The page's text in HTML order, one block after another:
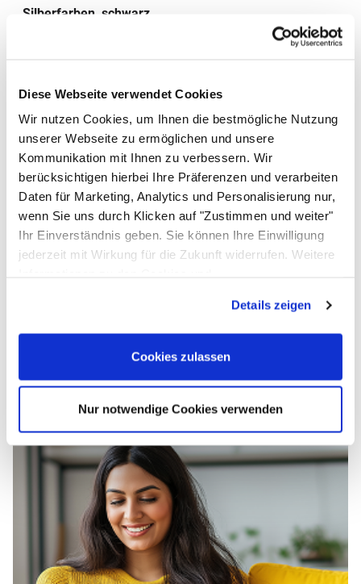
Diese Webseite verwendet Cookies
Wir nutzen Cookies, um Ihnen die bestmögliche Nutzung
unserer Webseite zu ermöglichen und unsere
Kommunikation mit Ihnen zu verbessern. Wir
berücksichtigen hierbei Ihre Präferenzen und verarbeiten
Daten für Marketing, Analytics und Personalisierung nur,
wenn Sie uns durch Klicken auf "Zustimmen und weiter"
Ihr Einverständnis geben. Sie können Ihre Einwilligung
jederzeit mit Wirkung für die Zukunft widerrufen. Weitere
Details zeigen
Cookies zulassen
Nur notwendige Cookies verwenden
Silberfarben, schwarz
Bewertungen - das sagen unsere
Kunden
Noch keine Bewertungen abgegeben
0 Bewertungen
Schreiben Sie jetzt Ihre persönliche Erfahrung mit
diesem Artikel und helfen Sie anderen bei deren
Kaufentscheidung
Hendi Brotmesser 23 cm
Einloggen und Bewertung schreiben
Schälmesser, 7,5 cm
1,55€